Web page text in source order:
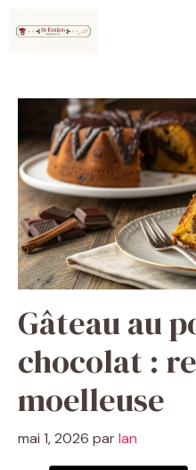
Gâteau au
chocolat :
moelleuse
mai 1, 2026 parIan